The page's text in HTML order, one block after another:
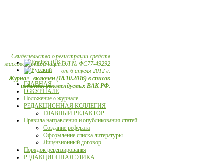
Свидетельство о регистрации средств
массовой информации ЭЛ № ФС77-49292
от 6 апреля 2012 г.
Журнал включен (18.10.2016) в список
изданий, рекомендуемых ВАК РФ.
ГЛАВНАЯ
О ЖУРНАЛЕ
Положение о журнале
РЕДАКЦИОННАЯ КОЛЛЕГИЯ
ГЛАВНЫЙ РЕДАКТОР
Правила направления и опубликования статей
Создание реферата
Оформление списка литературы
Лицензионный договор
Порядок рецензирования
РЕДАКЦИОННАЯ ЭТИКА